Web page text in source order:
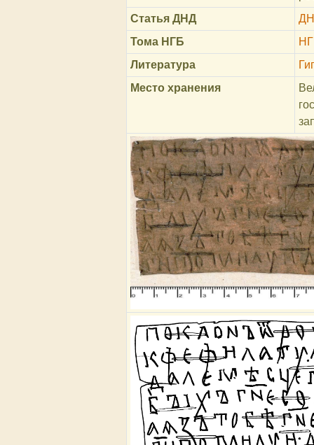
Статья ДНД
Тома НГБ
Литература
Место хранения